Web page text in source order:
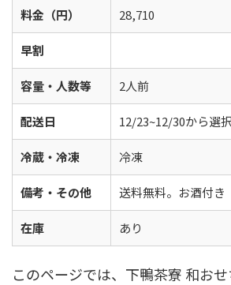
料金（円） 28,710
早割
容量・人数等 2人前
配送日 12/23~12/30から選
冷蔵・冷凍 冷凍
備考・その他 送料無料。お酒付き
在庫 あり
このページでは、下鴨茶寮 和お